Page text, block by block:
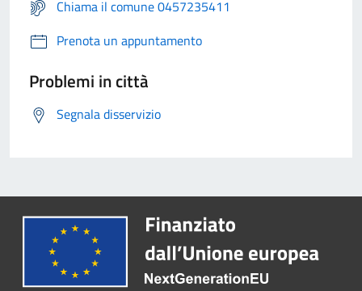
Chiama il comune 0457235411
Prenota un appuntamento
Problemi in città
Segnala disservizio